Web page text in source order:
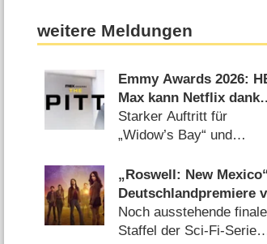
weitere Meldungen
Emmy Awards 2026:
Max kann Netflix dank
„The Pitt“ und „Hacks“
auf Abstand halten
Starker Auftritt für
„Widow’s Bay“ und
„Roswell: New
Deutschlandpremiere
Staffel 4 wird tief in der
Nacht versteckt
Noch ausstehende finale
Staffel der Sci-Fi-Serie